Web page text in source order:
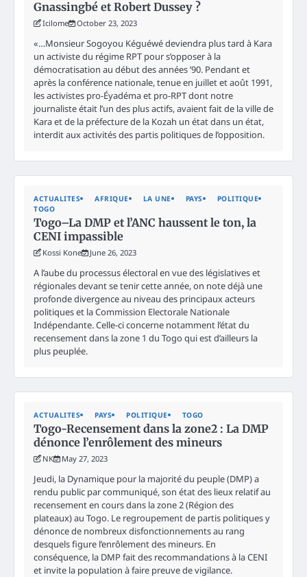
Gnassingbé et Robert Dussey ?
Icilome October 23, 2023
«…Monsieur Sogoyou Kéguéwé deviendra plus tard à Kara
un activiste du régime RPT pour s’opposer à la
démocratisation au début des années ’90. Pendant et
après la conférence nationale, tenue en juillet et août 1991,
les activistes pro-Éyadéma et pro-RPT dont notre
journaliste était l’un des plus actifs, avaient fait de la ville de
Kara et de la préfecture de la Kozah un état dans un état,
interdit aux activités des partis politiques de l’opposition.
ACTUALITES AFRIQUE LA UNE PAYS
POLITIQUE
TOGO
Togo–La DMP et l’ANC haussent le ton, la
CENI impassible
Kossi Kone June 26, 2023
A l’aube du processus électoral en vue des législatives et
régionales devant se tenir cette année, on note déjà une
profonde divergence au niveau des principaux acteurs
politiques et la Commission Electorale Nationale
Indépendante. Celle-ci concerne notamment l’état du
recensement dans la zone 1 du Togo qui est d’ailleurs la
plus peuplée.
ACTUALITES PAYS POLITIQUE TOGO
Togo-Recensement dans la zone2 : La DMP
dénonce l’enrôlement des mineurs
NK May 27, 2023
Jeudi, la Dynamique pour la majorité du peuple (DMP) a
rendu public par communiqué, son état des lieux relatif au
recensement en cours dans la zone 2 (Région des
plateaux) au Togo. Le regroupement de partis politiques y
dénonce de nombreux disfonctionnements au rang
desquels figure l’enrôlement des mineurs. En
conséquence, la DMP fait des recommandations à la CENI
et invite la population à faire preuve de vigilance.